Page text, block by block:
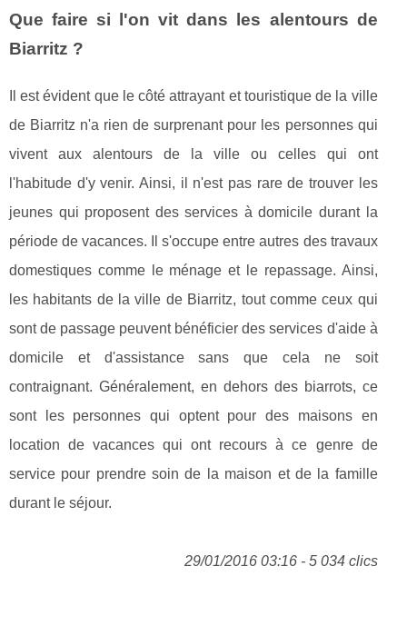
Que faire si l'on vit dans les alentours de
Biarritz ?
Il est évident que le côté attrayant et touristique de la ville
de Biarritz n'a rien de surprenant pour les personnes qui
vivent aux alentours de la ville ou celles qui ont
l'habitude d'y venir. Ainsi, il n'est pas rare de trouver les
jeunes qui proposent des services à domicile durant la
période de vacances. Il s'occupe entre autres des travaux
domestiques comme le ménage et le repassage. Ainsi,
les habitants de la ville de Biarritz, tout comme ceux qui
sont de passage peuvent bénéficier des services d'aide à
domicile et d'assistance sans que cela ne soit
contraignant. Généralement, en dehors des biarrots, ce
sont les personnes qui optent pour des maisons en
location de vacances qui ont recours à ce genre de
service pour prendre soin de la maison et de la famille
durant le séjour.
29/01/2016 03:16 - 5 034 clics